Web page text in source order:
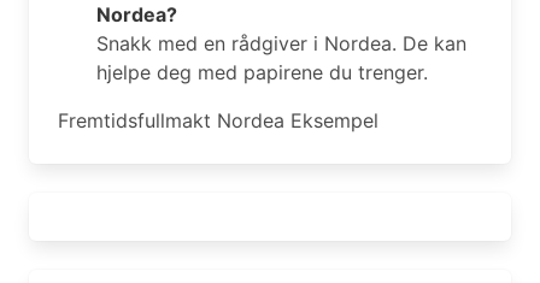
Nordea?
Snakk med en rådgiver i Nordea. De kan
hjelpe deg med papirene du trenger.
Fremtidsfullmakt Nordea Eksempel